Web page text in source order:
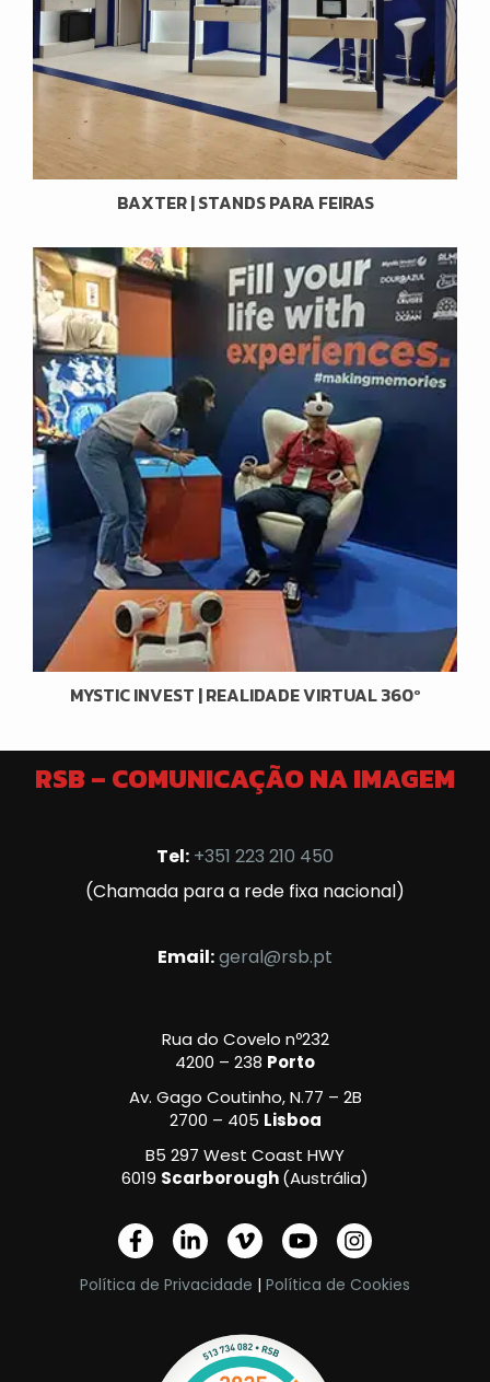
BAXTER | STANDS PARA FEIRAS
MYSTIC INVEST | REALIDADE VIRTUAL 360º
RSB – COMUNICAÇÃO NA IMAGEM
Tel: +351 223 210 450
(Chamada para a rede fixa nacional)
Email:geral@rsb.pt
Rua do Covelo nº232
4200 – 238 Porto
Av. Gago Coutinho, N.77 – 2B
2700 – 405 Lisboa
B5 297 West Coast HWY
6019 Scarborough(Austrália)
F
a
c
e
L
i
n
k
d
V
i
m
e
-
v
Y
o
u
t
b
e
I
n
s
t
Política de Privacidade | Política de Cookies